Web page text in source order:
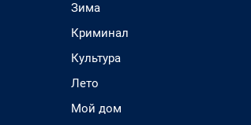
Зима
Криминал
Культура
Лето
Мой дом